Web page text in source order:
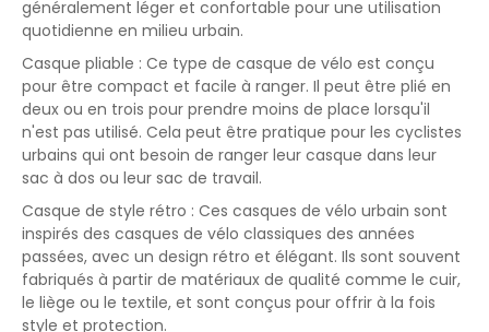
généralement léger et confortable pour une utilisation
quotidienne en milieu urbain.
Casque pliable : Ce type de casque de vélo est conçu
pour être compact et facile à ranger. Il peut être plié en
deux ou en trois pour prendre moins de place lorsqu'il
n'est pas utilisé. Cela peut être pratique pour les cyclistes
urbains qui ont besoin de ranger leur casque dans leur
sac à dos ou leur sac de travail.
Casque de style rétro : Ces casques de vélo urbain sont
inspirés des casques de vélo classiques des années
passées, avec un design rétro et élégant. Ils sont souvent
fabriqués à partir de matériaux de qualité comme le cuir,
le liège ou le textile, et sont conçus pour offrir à la fois
style et protection.